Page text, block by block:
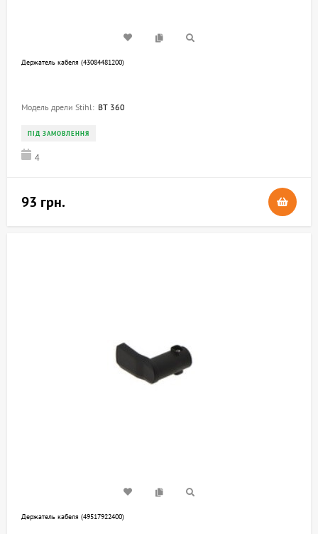
Держатель кабеля (43084481200)
Модель дрели Stihl: BT 360
ПІД ЗАМОВЛЕННЯ
4
93 грн.
Держатель кабеля (49517922400)